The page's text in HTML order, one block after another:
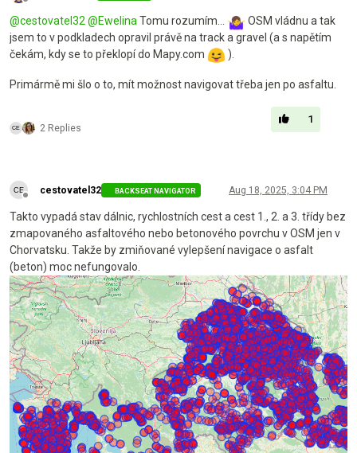
Offline
@cestovatel32 @Ewelina Tomu rozumím...
OSM vládnu a tak
jsem to v podkladech opravil právě na track a gravel (a s napětím
čekám, kdy se to překlopí do Mapy.com
).
Primármě mi šlo o to, mít možnost navigovat třeba jen po asfaltu.
2 Replies
1
cestovatel32 BACKSEAT NAVIGATOR Aug 18, 2025, 3:04 PM
Takto vypadá stav dálnic, rychlostních cest a cest 1., 2. a 3. třídy bez
zmapovaného asfaltového nebo betonového povrchu v OSM jen v
Chorvatsku. Takže by zmiňované vylepšení navigace o asfalt
(beton) moc nefungovalo.